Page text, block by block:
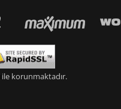
ile korunmaktadır.